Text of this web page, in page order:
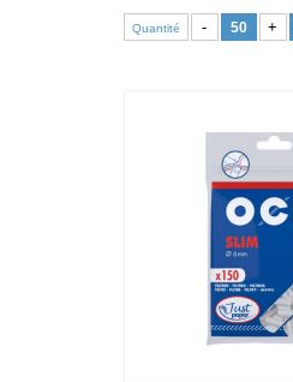
Quantité - +